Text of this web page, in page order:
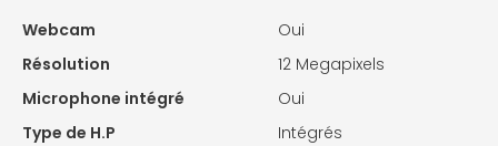
Webcam
Oui
Résolution
12 Megapixels
Microphone intégré
Oui
Type de H.P
Intégrés